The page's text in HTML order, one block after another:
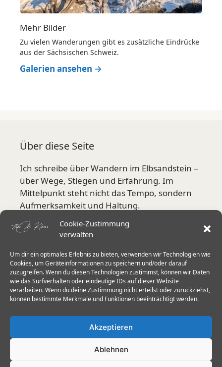
Cookie-Zustimmung
verwalten
Um dir ein optimales Erlebnis zu bieten, verwenden wir Technologien wie
Cookies, um Geräteinformationen zu speichern und/oder darauf
zuzugreifen. Wenn du diesen Technologien zustimmst, können wir Daten
wie das Surfverhalten oder eindeutige IDs auf dieser Website
verarbeiten. Wenn du deine Zustimmung nicht erteilst oder zurückziehst,
können bestimmte Merkmale und Funktionen beeinträchtigt werden.
Akzeptieren
Ablehnen
Mehr Bilder
Zu vielen Wanderungen gibt es zusätzliche Eindrücke
aus der Sächsischen Schweiz.
Galerien ansehen →
Über diese Seite
Ich schreibe über Wandern im Elbsandstein –
über Wege, Stiegen und Erfahrung. Im
Mittelpunkt steht nicht das Tempo, sondern
Aufmerksamkeit und Haltung.
Mehr über mich
Aktuelle Schwerpunkte
Stiegen in der Sächsischen Schweiz
Herkulessäulen & Schrammsteine
Wanderstöcke im Elbsandstein
Trittsicherheit 60+